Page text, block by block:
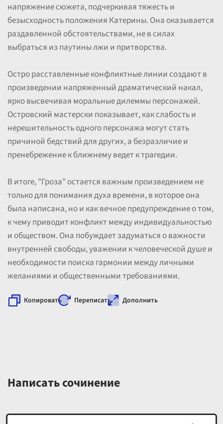
напряжение сюжета, подчеркивая тяжесть и
безысходность положения Катерины. Она оказывается
раздавленной обстоятельствами, не в силах
выбраться из паутины лжи и притворства.
Остро расставленные конфликтные линии создают в
произведении напряженный драматический накал,
ярко высвечивая моральные дилеммы персонажей.
Островский мастерски показывает, как слабость и
нерешительность одного персонажа могут стать
причиной бедствий для других, а безразличие и
пренебрежение к ближнему ведет к трагедии.
В итоге, "Гроза" остается важным произведением не
только для понимания духа времени, в которое она
была написана, но и как вечное предупреждение о том,
к чему приводит конфликт между индивидуальностью
и обществом. Она побуждает задуматься о важности
внутренней свободы, уважении к человеческой душе и
необходимости поиска гармонии между личными
желаниями и общественными требованиями.
Копировать Переписать Дополнить
Написать сочинение